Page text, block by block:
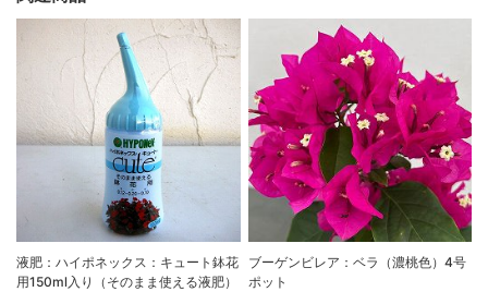
液肥：ハイポネックス：キュート鉢花
用150ml入り（そのまま使える液肥）
ブーゲンビレア：ベラ（濃桃色）4号
ポット